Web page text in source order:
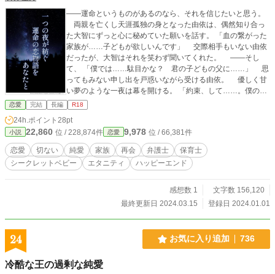
――運命というものがあるのなら、それを信じたいと思う。
両親を亡くし天涯孤独の身となった由依は、偶然知り合っ
た大智にずっと心に秘めていた願いを話す。 「血の繋がった
家族が……子どもが欲しいんです」 交際相手もいない由依
だったが、大智はそれを笑わず聞いてくれた。 ――そし
て、 「僕では……駄目かな？ 君の子どもの父に……」 思
ってもみない申し出を戸惑いながら受ける由依。 優しく甘
い夢のような一夜は幕を開ける。 「約束、して……。僕の前
から消えないって……」 会ったばかりなのに切なげに大智
に懇願される由依。けれど由依は、はなからその約束を守る
つもりはなかった。 ――それから数年後。由依は大智と再会
する。 大智に優しかったあの日の面影はなく、冷血弁護士
と呼ばれていた。そして由依の生活も一変していた。 ☆瀬
奈 由依《せな ゆい》(26) 幼い頃から憧れていた保育士と
して働く。 ☆阿佐永 大智《あさなが だいち》(27) 選択肢
た、職業について実際と異なる部分があるかと思います。全
恋愛 完結 長編 R18
24h.ポイント 28pt
小説 22,860 位 / 228,874件 恋愛 9,978 位 / 66,381件
恋愛 切ない 純愛 家族 再会 弁護士
保育士
シークレットベビー
エタニティ ハッピーエンド
感想数 1
文字数 156,120
最終更新日 2024.03.15
登録日 2024.01.01
24 お気に入り追加 736
冷酷な王の過剰な純愛